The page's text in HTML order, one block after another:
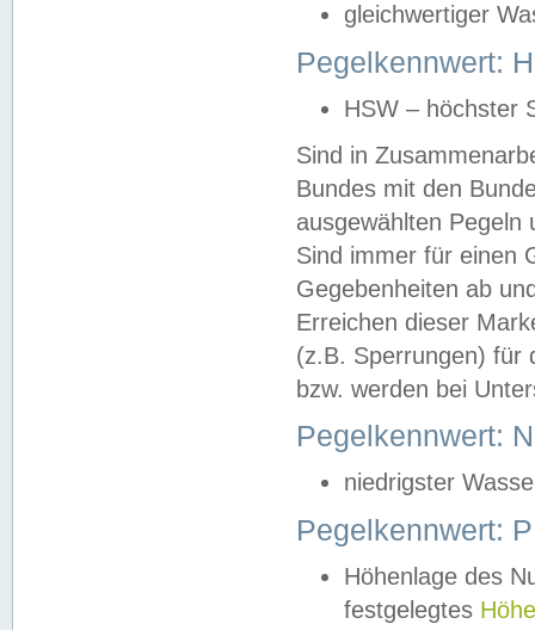
gleichwertiger
Pegelkennwert:
HSW – höchster
Sind in
Bundes mit den
ausgewählten
Sind immer für einen
Gegebenheiten ab
Erreichen dieser
(z.B. Sperrungen) für
bzw. werden bei
Pegelkennwert:
niedrigster
Pegelkennwert:
Höhenlage des
festgelegtes